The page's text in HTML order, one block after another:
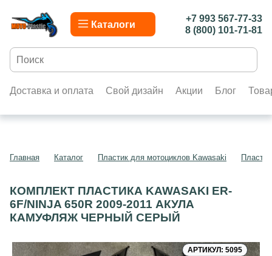
Каталоги
+7 993 567-77-33
8 (800) 101-71-81
Доставка и оплата Свой дизайн Акции Блог
Главная Каталог Пластик для мотоциклов Kawasaki
КОМПЛЕКТ ПЛАСТИКА KAWASAKI ER-
6F/NINJA 650R 2009-2011 АКУЛА
КАМУФЛЯЖ ЧЕРНЫЙ СЕРЫЙ
АРТИКУЛ: 5095